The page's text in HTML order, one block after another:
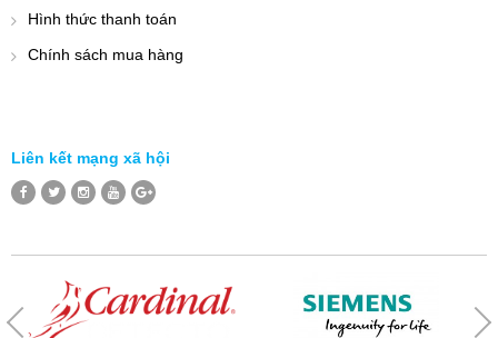
Hình thức thanh toán
Chính sách mua hàng
Liên kết mạng xã hội